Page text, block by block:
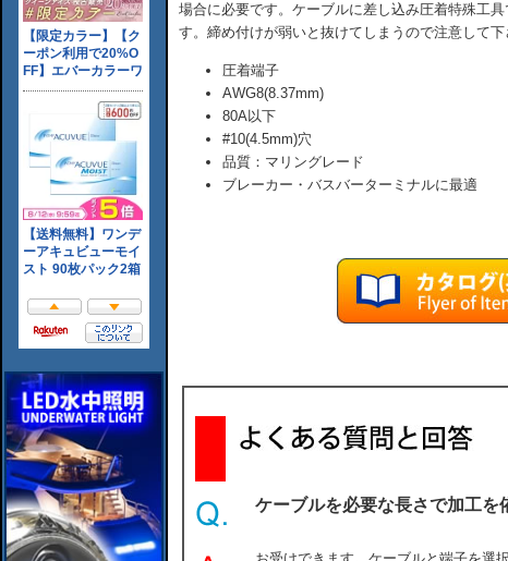
場合に必要です。ケーブルに差し込み圧着特殊工
す。締め付けが弱いと抜けてしまうので注意して下
圧着端子
AWG8(8.37mm)
80A以下
#10(4.5mm)穴
品質：マリングレード
ブレーカー・バスバーターミナルに最適
ケーブルを必要な長さで加工を